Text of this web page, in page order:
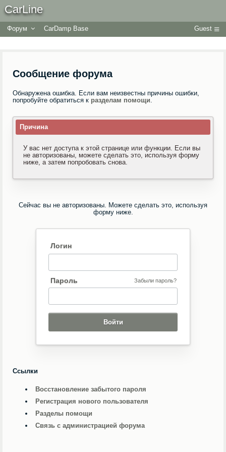
CarLine
Форум CarDamp Base Guest
Сообщение форума
Обнаружена ошибка. Если вам неизвестны причины ошибки,
попробуйте обратиться к разделам помощи.
Причина
У вас нет доступа к этой странице или функции. Если вы
не авторизованы, можете сделать это, используя форму
ниже, а затем попробовать снова.
Сейчас вы не авторизованы. Можете сделать это, используя
форму ниже.
Логин
Пароль Забыли пароль?
Ссылки
Восстановление забытого пароля
Регистрация нового пользователя
Разделы помощи
Связь с администрацией форума